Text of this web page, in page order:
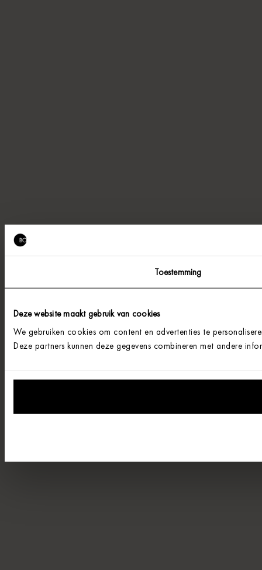
Toestemming
Deze website maakt gebruik van cookies
We gebruiken cookies om content en advertenties te
Deze partners kunnen deze gegevens combineren met andere